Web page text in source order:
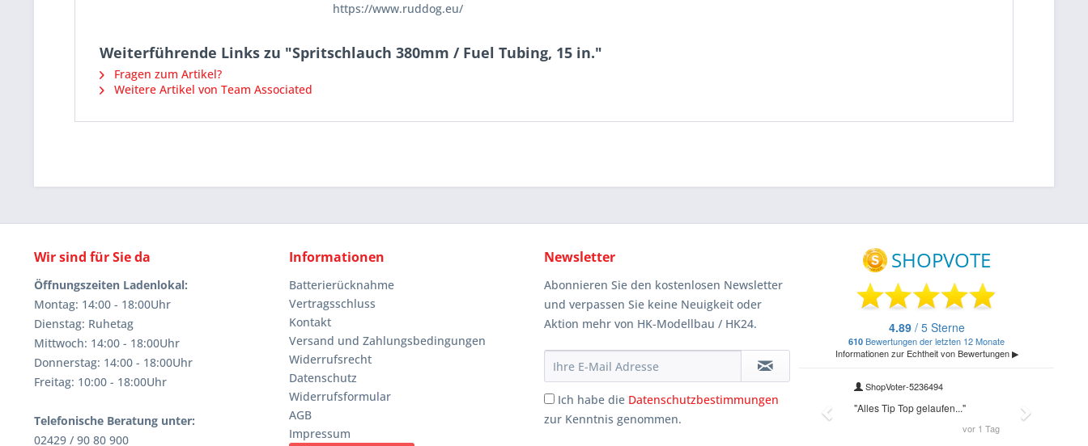
https://www.ruddog.eu/
Weiterführende Links zu "Spritschlauch 380mm / Fuel Tubing, 15 in."
Fragen zum Artikel?
Weitere Artikel von Team Associated
Wir sind für Sie da
Öffnungszeiten Ladenlokal:
Montag: 14:00 - 18:00Uhr
Dienstag: Ruhetag
Mittwoch: 14:00 - 18:00Uhr
Donnerstag: 14:00 - 18:00Uhr
Freitag: 10:00 - 18:00Uhr
Telefonische Beratung unter:
02429 / 90 80 900
Informationen
Batterierücknahme
Vertragsschluss
Kontakt
Versand und Zahlungsbedingungen
Widerrufsrecht
Datenschutz
Widerrufsformular
AGB
Impressum
Newsletter
Abonnieren Sie den kostenlosen Newsletter
und verpassen Sie keine Neuigkeit oder
Aktion mehr von HK-Modellbau / HK24.
Ich habe die Datenschutzbestimmungen
zur Kenntnis genommen.